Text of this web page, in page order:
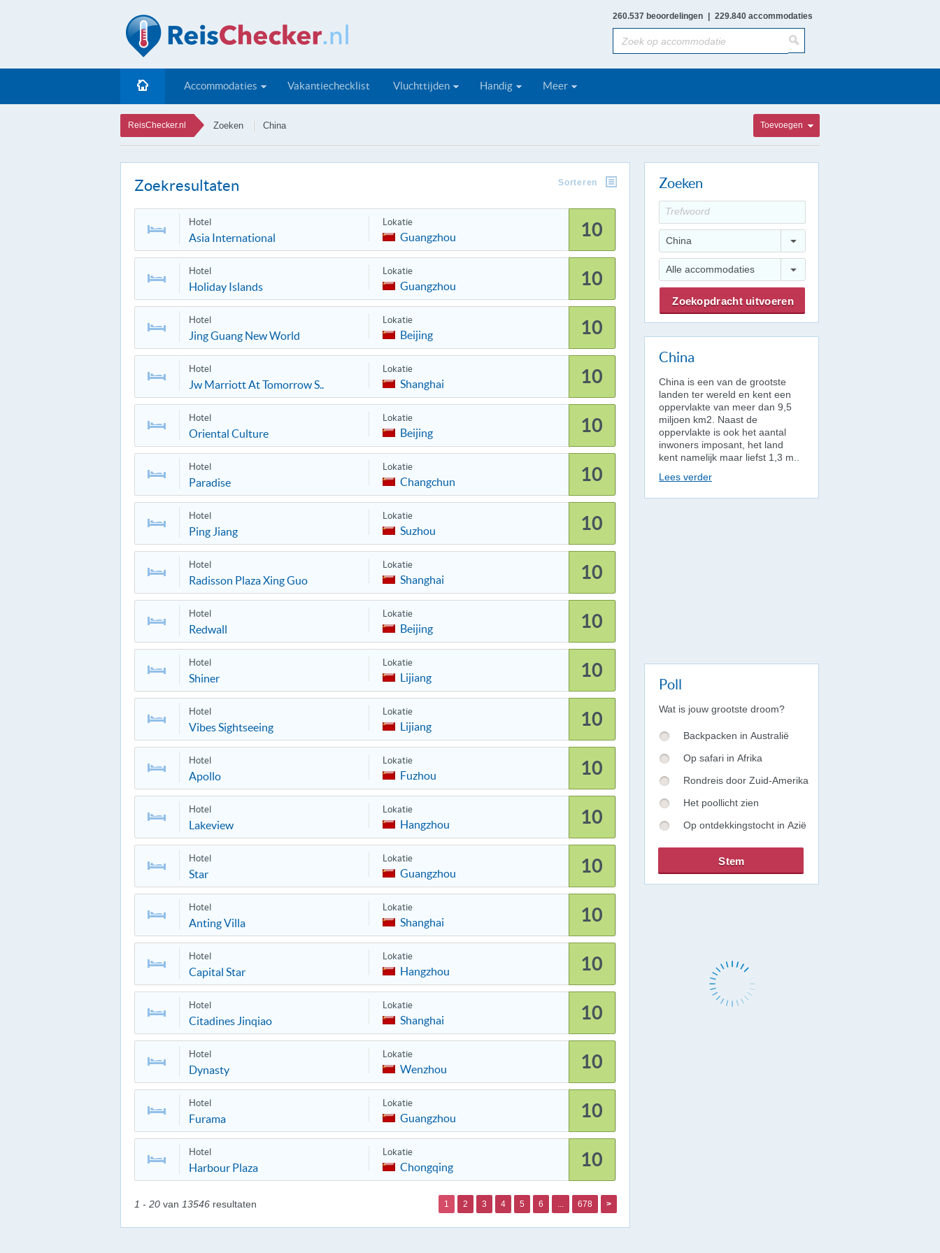
260.537 beoordelingen 229.840 accommodaties
Accommodaties Vakantiechecklist Vluchttijden Handig Meer
ReisChecker.nl Zoeken China Toevoegen
Zoekresultaten Sorteren
Hotel
Asia International
Lokatie
Guangzhou 10
Hotel
Holiday Islands
Lokatie
Guangzhou 10
Hotel
Jing Guang New World
Lokatie
Beijing 10
Hotel
Jw Marriott At Tomorrow S..
Lokatie
Shanghai 10
Hotel
Oriental Culture
Lokatie
Beijing 10
Hotel
Paradise
Lokatie
Changchun 10
Hotel
Ping Jiang
Lokatie
Suzhou 10
Hotel
Radisson Plaza Xing Guo
Lokatie
Shanghai 10
Hotel
Redwall
Lokatie
Beijing 10
Hotel
Shiner
Lokatie
Lijiang 10
Hotel
Vibes Sightseeing
Lokatie
Lijiang 10
Hotel
Apollo
Lokatie
Fuzhou 10
Hotel
Lakeview
Lokatie
Hangzhou 10
Hotel
Star
Lokatie
Guangzhou 10
Hotel
Anting Villa
Lokatie
Shanghai 10
Hotel
Capital Star
Lokatie
Hangzhou 10
Hotel
Citadines Jinqiao
Lokatie
Shanghai 10
Hotel
Dynasty
Lokatie
Wenzhou 10
Hotel
Furama
Lokatie
Guangzhou 10
Hotel
Harbour Plaza
Lokatie
Chongqing 10
1 - 20 van 13546 resultaten 1 2 3 4 5 6 ... 678 >
Zoeken
China
Alle accommodaties
China
China is een van de grootste
landen ter wereld en kent een
oppervlakte van meer dan 9,5
miljoen km2. Naast de
oppervlakte is ook het aantal
inwoners imposant, het land
kent namelijk maar liefst 1,3 m..
Lees verder
Poll
Wat is jouw grootste droom?
Backpacken in Australië
Op safari in Afrika
Rondreis door Zuid-Amerika
Het poollicht zien
Op ontdekkingstocht in Azië